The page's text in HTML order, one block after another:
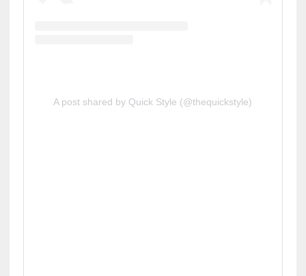
A post shared by Quick Style (@thequickstyle)